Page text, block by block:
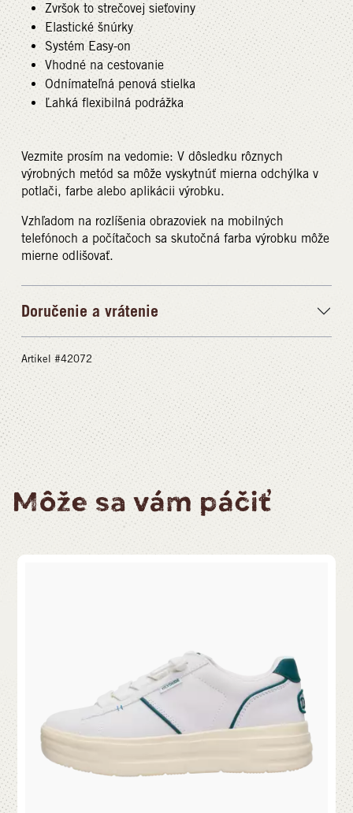
Zvršok to strečovej sieťoviny
Elastické šnúrky
Systém Easy-on
Vhodné na cestovanie
Odnímateľná penová stielka
Ľahká flexibilná podrážka
Vezmite prosím na vedomie: V dôsledku rôznych
výrobných metód sa môže vyskytnúť mierna odchýlka v
potlači, farbe alebo aplikácii výrobku.
Vzhľadom na rozlíšenia obrazoviek na mobilných
telefónoch a počítačoch sa skutočná farba výrobku môže
mierne odlišovať.
Doručenie a vrátenie
Artikel #42072
Môže sa vám páčiť